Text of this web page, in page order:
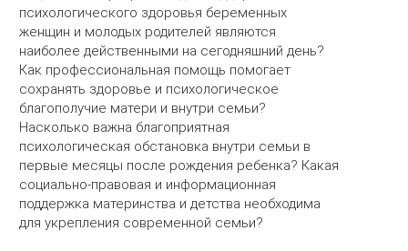
психологического здоровья беременных
женщин и молодых родителей являются
наиболее действенными на сегодняшний день?
Как профессиональная помощь помогает
сохранять здоровье и психологическое
благополучие матери и внутри семьи?
Насколько важна благоприятная
психологическая обстановка внутри семьи в
первые месяцы после рождения ребенка? Какая
социально-правовая и информационная
поддержка материнства и детства необходима
для укрепления современной семьи?